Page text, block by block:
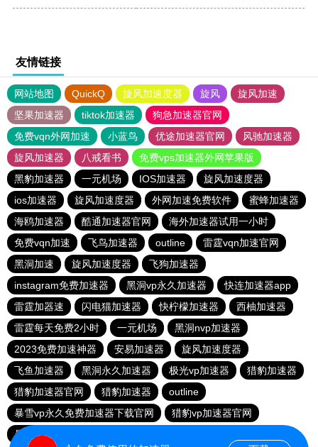
友情链接
网站地图 QuickQ 旋风加速度器 旋风
旋风加速
坚果加速器
tiktok加速器
狗急加速器官网
免费vqn外网加速
小蓝鸟 优途加速器官网
风驰加速器
旋风加速器
八戒看书
免费vps加速器外网苹果版
黑豹加速器
一元机场 IOS加速器
旋风加速度器
ios加速器
旋风加速度器 外网加速免费软件
蜜蜂加速器
海鸥加速器
酷通加速器官网
海外加速器试用一小时
免费vqn加速
飞鸟加速器 outline
雷霆vqn加速官网
黑洞加速
旋风加速度器
飞狗加速器
instagram免费加速器
黑洞vp永久加速器
快连加速器app
雷霆加器速
闪电猫加速器 快柠檬加速器
西柚加速器
雷霆每天免费2小时
一元机场
黑洞nvp加速器
2023免费加速神器
安易加速器
旋风加速度器
飞鱼加速器
黑洞永久加速器 极光vp加速器
猎豹加速器
猎豹加速器官网
猎豹加速器
outline
暴雪vp永久免费加速器下载官网
猎豹vp加速器官网
暴雪vp永久免费加速器下载官网